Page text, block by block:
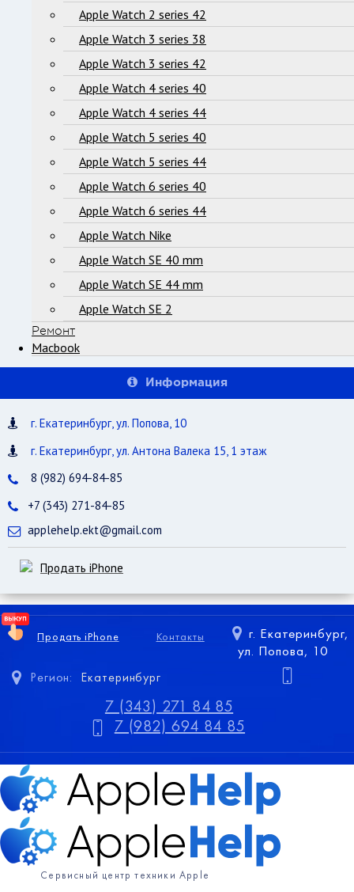
Apple Watch 2 series 42
Apple Watch 3 series 38
Apple Watch 3 series 42
Apple Watch 4 series 40
Apple Watch 4 series 44
Apple Watch 5 series 40
Apple Watch 5 series 44
Apple Watch 6 series 40
Apple Watch 6 series 44
Apple Watch Nike
Apple Watch SE 40 mm
Apple Watch SE 44 mm
Apple Watch SE 2
Ремонт
Macbook
Информация
г. Екатеринбург, ул. Попова, 10
г. Екатеринбург, ул. Антона Валека 15, 1 этаж
8 (982) 694-84-85
+7 (343) 271-84-85
applehelp.ekt@gmail.com
Продать iPhone
Продать iPhone Контакты
Регион: Екатеринбург
г. Екатеринбург,
ул. Попова, 10
7 (343) 271 84 85
7 (982) 694 84 85
Сервисный центр техники Apple